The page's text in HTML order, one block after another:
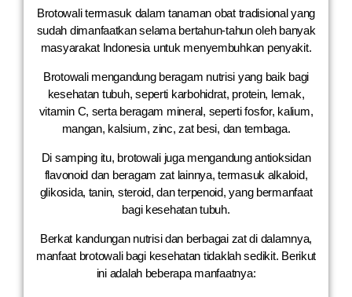
Brotowali termasuk dalam tanaman obat tradisional yang
sudah dimanfaatkan selama bertahun-tahun oleh banyak
masyarakat Indonesia untuk menyembuhkan penyakit.
Brotowali mengandung beragam nutrisi yang baik bagi
kesehatan tubuh, seperti karbohidrat, protein, lemak,
vitamin C, serta beragam mineral, seperti fosfor, kalium,
mangan, kalsium, zinc, zat besi, dan tembaga.
Di samping itu, brotowali juga mengandung antioksidan
flavonoid dan beragam zat lainnya, termasuk alkaloid,
glikosida, tanin, steroid, dan terpenoid, yang bermanfaat
bagi kesehatan tubuh.
Berkat kandungan nutrisi dan berbagai zat di dalamnya,
manfaat brotowali bagi kesehatan tidaklah sedikit. Berikut
ini adalah beberapa manfaatnya: